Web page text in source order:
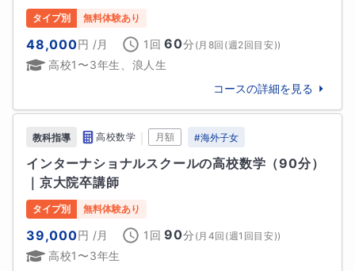
タイプ別 無料体験あり
48,000円 /月 1回 60分 (月8回(週2回目安))
高校1〜3年生、浪人生
コースの詳細を見る
教科指導 高校数学 月額 #海外子女
インターナショナルスクールの高校数学（90分）
｜京大院卒講師
タイプ別 無料体験あり
39,000円 /月 1回 90分 (月4回(週1回目安))
高校1〜3年生